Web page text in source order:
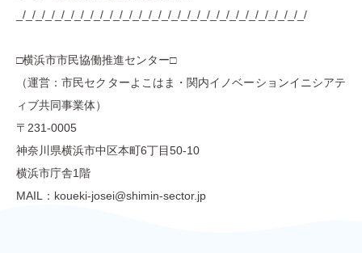
_/_/_/_/_/_/_/_/_/_/_/_/_/_/_/_/_/_/_/_/_/_/_/_/_/_/_/_/_/_/
□横浜市市民協働推進センター□
（運営：市民セクターよこはま・関内イノベーションイニシアテ
ィブ共同事業体）
〒231-0005
神奈川県横浜市中区本町6丁目50-10
横浜市庁舎1階
MAIL：koueki-josei@shimin-sector.jp